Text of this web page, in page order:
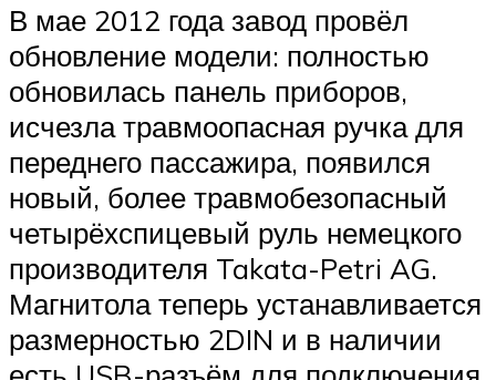
В мае 2012 года завод провёл
обновление модели: полностью
обновилась панель приборов,
исчезла травмоопасная ручка для
переднего пассажира, появился
новый, более травмобезопасный
четырёхспицевый руль немецкого
производителя Takata-Petri AG.
Магнитола теперь устанавливается
размерностью 2DIN и в наличии